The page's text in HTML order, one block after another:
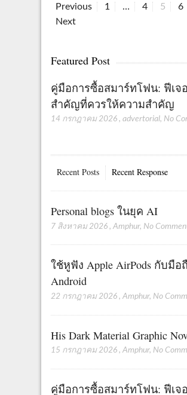
Posts
Previous Page
1 … Page
4 Page
5
6
Next
Featured Post
คู่มือการซื้อสมาร์ทโฟน: ฟีเจ
สำคัญที่ควรให้ความสำคัญ
14 กรกฎาคม 2026 , advertorial, No
Recent Posts Recent Response
Personal blogs ในยุค AI
7 สิงหาคม 2026 , Amphur, No
ใช้หูฟัง Apple AirPods กับมือ
Android
22 กรกฎาคม 2026 , Amphur, No
His Dark Material Graphic
15 กรกฎาคม 2026 , Amphur, No
คู่มือการซื้อสมาร์ทโฟน: ฟีเจ